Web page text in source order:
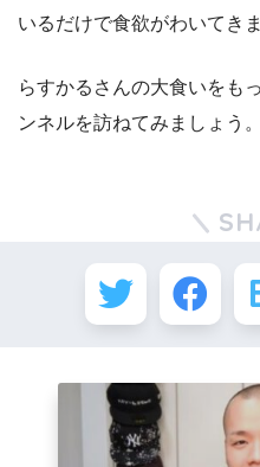
いるだけで食欲がわいてきま
らすかるさんの大食いをも
ンネルを訪ねてみましょう。